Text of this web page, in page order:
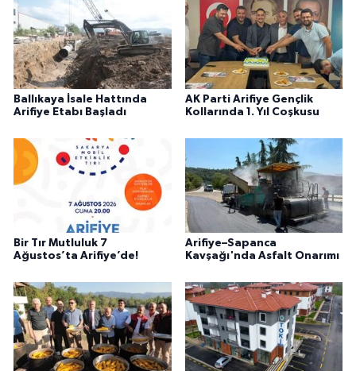
Ballıkaya İsale Hattında
Arifiye Etabı Başladı
AK Parti Arifiye Gençlik
Kollarında 1. Yıl Coşkusu
Bir Tır Mutluluk 7
Ağustos’ta Arifiye’de!
Arifiye–Sapanca
Kavşağı'nda Asfalt Onarımı